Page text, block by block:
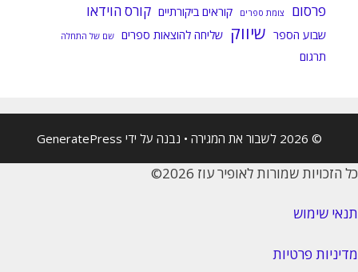
פרסום צומת ספרים קוראים ביקורתיים קורס הוידאו
שבוע הספר שיווק שליחה להוצאות ספרים שם של התחלה
תרגום
© 2026 לשבור את המגירה • נבנה על ידי GeneratePress
כל הזכויות שמורות לאופיר עוז 2026©
תנאי שימוש
מדיניות פרטיות